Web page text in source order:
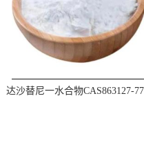
达沙替尼一水合物CAS863127-